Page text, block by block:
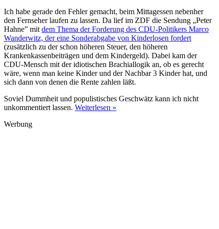
Ich habe gerade den Fehler gemacht, beim Mittagessen nebenher
den Fernseher laufen zu lassen. Da lief im ZDF die Sendung „Peter
Hahne” mitdem Thema der Forderung des CDU-Politikers Marco
Wanderwitz, der eine Sonderabgabe von Kinderlosen fordert
(zusätzlich zu der schon höheren Steuer, den höheren
Krankenkassenbeiträgen und dem Kindergeld). Dabei kam der
CDU-Mensch mit der idiotischen Brachiallogik an, ob es gerecht
wäre, wenn man keine Kinder und der Nachbar 3 Kinder hat, und
sich dann von denen die Rente zahlen läßt.
Soviel Dummheit und populistisches Geschwätz kann ich nicht
unkommentiert lassen. Weiterlesen »
Werbung